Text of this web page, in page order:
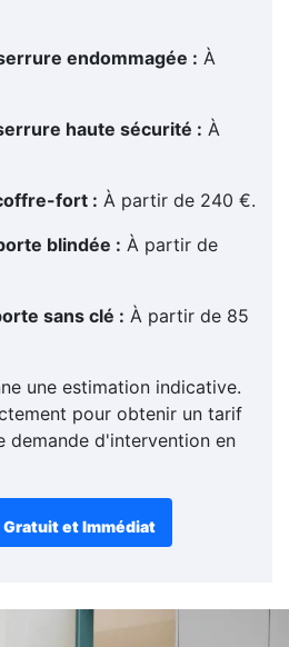
endommagée : À
haute sécurité : À
fort : À partir de 240 €.
blindée : À partir de
sans clé : À partir de 85
une estimation indicative.
pour obtenir un tarif
demande d'intervention en
Gratuit et Immédiat